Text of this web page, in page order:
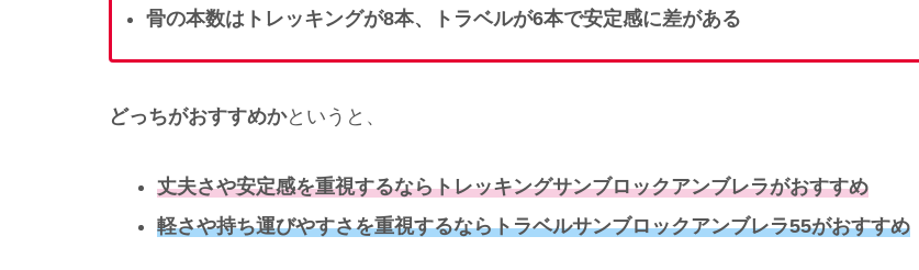
骨の本数はトレッキングが8本、トラベルが6本で安定感に差がある
どっちがおすすめかというと、
丈夫さや安定感を重視するならトレッキングサンブロックアンブレラがおすすめ
軽さや持ち運びやすさを重視するならトラベルサンブロックアンブレラ55がおすすめ